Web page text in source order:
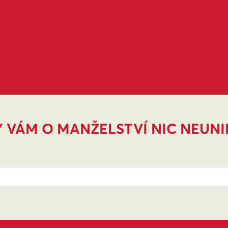
VÁM O MANŽELSTVÍ NIC